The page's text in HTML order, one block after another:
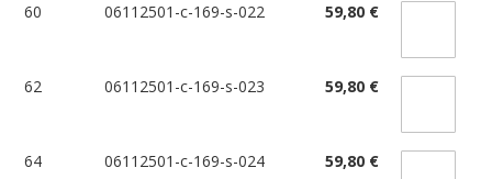
60 06112501-c-169-s-022 59,80 €
62 06112501-c-169-s-023 59,80 €
64 06112501-c-169-s-024 59,80 €